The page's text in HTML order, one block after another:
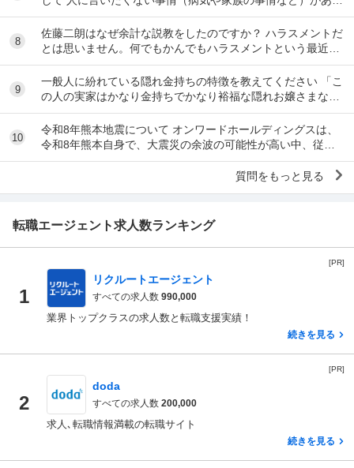
り、上司や総務等に相談した結果、仕事内容を...
8
佐藤二朗はなぜ余計な説教をしたのですか？ ハラスメントだ
とは思いません。何でもかんでもハラスメントという最近の
風潮に反対です。ただ、橋本愛からすれば良い気...
9
一般人に紛れている隠れ金持ちの特徴を教えてください 「こ
の人の実家はかなり金持ちでかなり裕福な隠れお嬢さまなん
だな」とわかる特徴を教えてください 私の...
10
令和8年熊本地震について オンワードホールディングスは、
令和8年熊本自身で、大震災の余波の可能性が高い中、従業
員に売上金の確保（金庫への預け入れ）を優先さ...
質問をもっと見る
転職エージェント求人数ランキング
[PR]
1
リクルートエージェント
すべての求人数 990,000
業界トップクラスの求人数と転職支援実績！
続きを見る
[PR]
2
doda
すべての求人数 200,000
求人､転職情報満載の転職サイト
続きを見る